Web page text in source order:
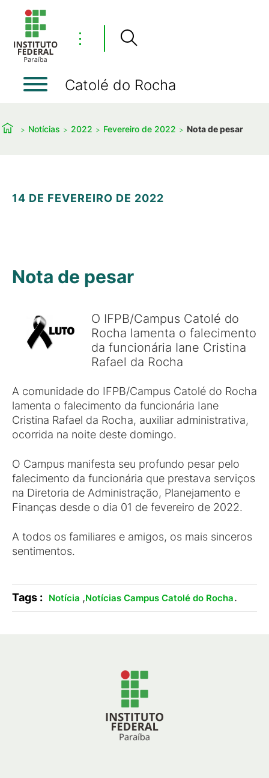
⋮
Catolé do Rocha
Notícias 2022 Fevereiro de 2022 Nota de pesar
14 DE FEVEREIRO DE 2022
Nota de pesar
O IFPB/Campus Catolé do
Rocha lamenta o falecimento
da funcionária Iane Cristina
Rafael da Rocha
A comunidade do IFPB/Campus Catolé do Rocha
lamenta o falecimento da funcionária Iane
Cristina Rafael da Rocha, auxiliar administrativa,
ocorrida na noite deste domingo.
O Campus manifesta seu profundo pesar pelo
falecimento da funcionária que prestava serviços
na Diretoria de Administração, Planejamento e
Finanças desde o dia 01 de fevereiro de 2022.
A todos os familiares e amigos, os mais sinceros
sentimentos.
Tags : Notícia ,Notícias Campus Catolé do Rocha.